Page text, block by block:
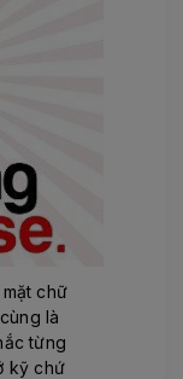
chữ
là
từng
kỹ chứ